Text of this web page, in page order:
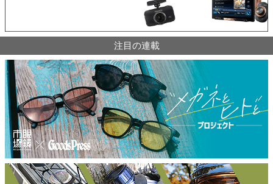
注目の連載